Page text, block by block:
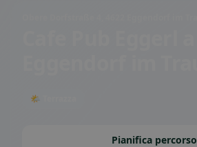
🌤 Terrazza
Pianifica percorso